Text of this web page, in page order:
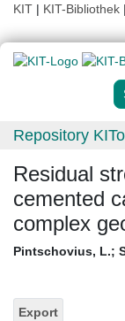
KIT | KIT-Bibliothek |
Repository
Residual
cemented
complex
Pintschovius, L.;
Export